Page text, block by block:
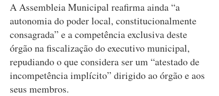
A Assembleia Municipal reafirma ainda “a
autonomia do poder local, constitucionalmente
consagrada” e a competência exclusiva deste
órgão na fiscalização do executivo municipal,
repudiando o que considera ser um “atestado de
incompetência implícito” dirigido ao órgão e aos
seus membros.